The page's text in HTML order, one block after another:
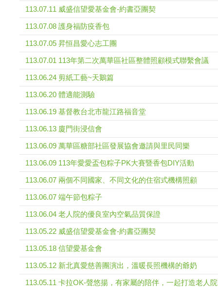
113.07.11 威盛信望愛基金會-約書亞團契
113.07.08 護身福防疫香包
113.07.05 昇恒昌愛心志工團
113.07.01 113年第二次萬華區社區整體照顧模式聯繫會議
113.06.24 剪紙工藝~天鵝篇
113.06.20 體適能測驗
113.06.19 基督教台北市龍江路福音堂
113.06.13 廈門街浸信會
113.06.09 萬華區糖部社區發展協會邀請與里民同樂
113.06.09 113年愛愛盃包粽子PK大賽暨香包DIY活動
113.06.07 兩個不同國家、不同文化的住宿式機構照顧
113.06.07 端午節包粽子
113.06.04 老人院的優良室內空氣品質保證
113.05.22 威盛信望愛基金會-約書亞團契
113.05.18 信望愛基金會
113.05.12 新北真愛慈善團演出，溫暖長照機構的爺奶
113.05.11 卡拉OK-聲悠揚，有家屬的陪伴，一起打造老人